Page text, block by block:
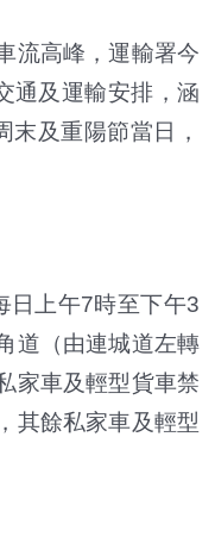
流高峰，運輸署今
通及運輸安排，涵
及重陽節當日，
上午7時至下午3
道（由連城道左轉
家車及輕型貨車禁
其餘私家車及輕型